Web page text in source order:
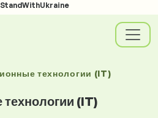
технологии (IT)
(IT)